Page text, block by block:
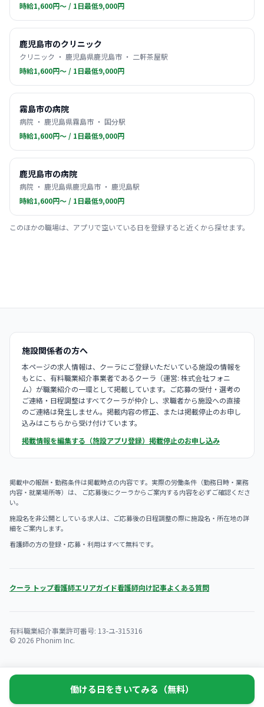
時給1,600円〜 / 1日最低9,000円
鹿児島市のクリニック
クリニック ・ 鹿児島県鹿児島市 ・ 二軒茶屋駅
時給1,600円〜 / 1日最低9,000円
霧島市の病院
病院 ・ 鹿児島県霧島市 ・ 国分駅
時給1,600円〜 / 1日最低9,000円
鹿児島市の病院
病院 ・ 鹿児島県鹿児島市 ・ 鹿児島駅
時給1,600円〜 / 1日最低9,000円
このほかの職場は、アプリで空いている日を登録すると近くから探せます。
施設関係者の方へ
本ページの求人情報は、クーラにご登録いただいている施設の情報を
もとに、有料職業紹介事業者であるクーラ（運営: 株式会社フォニ
ム）が職業紹介の一環として掲載しています。ご応募の受付・選考の
ご連絡・日程調整はすべてクーラが仲介し、求職者から施設への直接
のご連絡は発生しません。掲載内容の修正、または掲載停止のお申し
込みはこちらから受け付けています。
掲載情報を編集する（施設アプリ登録） 掲載停止のお申し込み
掲載中の報酬・勤務条件は掲載時点の内容です。実際の労働条件（勤務日時・業務
内容・就業場所等）は、 ご応募後にクーラからご案内する内容を必ずご確認くださ
い。
施設名を非公開としている求人は、ご応募後の日程調整の際に施設名・所在地の詳
細をご案内します。
看護師の方の登録・応募・利用はすべて無料です。
クーラ トップ看護師エリアガイド看護師向け記事よくある質問
有料職業紹介事業許可番号: 13-ユ-315316
© 2026 Phonim Inc.
働ける日をきいてみる（無料）